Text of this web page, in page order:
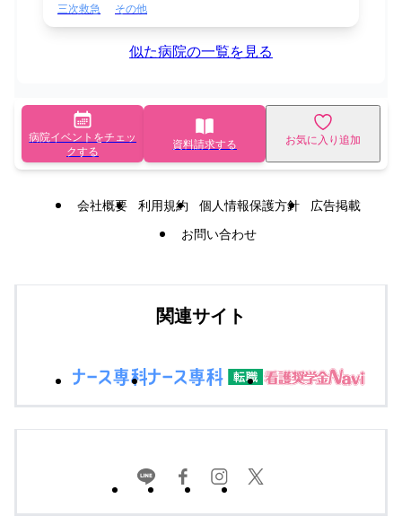
三次救急
その他
似た病院の一覧を見る
病院イベントをチェッ
クする
資料請求する お気に入り追加
会社概要 利用規約 個人情報保護方針
広告掲載
お問い合わせ
関連サイト